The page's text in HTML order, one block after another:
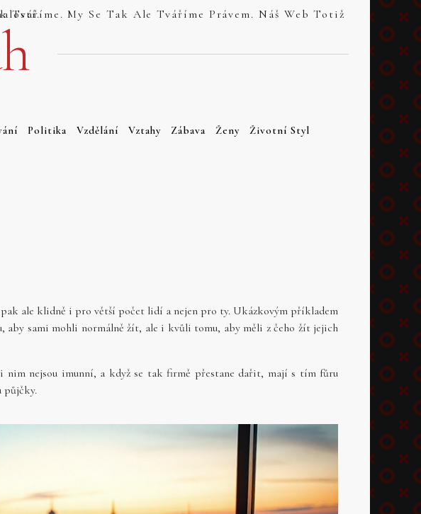
Je Onou Naprostou Dokonalostí.
Politika Vzdělání Vztahy Zábava Ženy Životní Styl
ale klidně i pro větší počet lidí a nejen pro ty. Ukázkovým příkladem
sami mohli normálně žít, ale i kvůli tomu, aby měli z čeho žít jejich
nejsou imunní, a když se tak firmě přestane dařit, mají s tím fůru
půjčky.